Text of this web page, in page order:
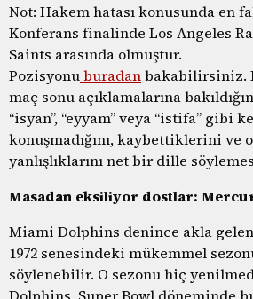
Not: Hakem hatası konusunda en
Konferans finalinde Los Angeles
Saints arasında olmuştur.
Pozisyonuburadanbakabilirsiniz.
maç sonu açıklamalarına
“isyan”, “eyyam” veya “istifa” gibi
konuşmadığını, kaybettiklerini ve
yanlışlıklarını net bir dille
Masadan eksiliyor dostlar:
Miami Dolphins denince akla
1972 senesindeki mükemmel
söylenebilir. O sezonu hiç